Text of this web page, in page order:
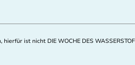
ist nicht DIE WOCHE DES